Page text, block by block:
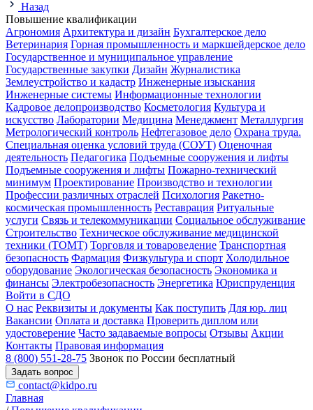
Назад
Повышение квалификации
Агрономия Архитектура и дизайн Бухгалтерское дело
Ветеринария Горная промышленность и маркшейдерское дело
Государственное и муниципальное управление
Государственные закупки Дизайн Журналистика
Землеустройство и кадастр Инженерные изыскания
Инженерные системы Информационные технологии
Кадровое делопроизводство Косметология Культура и
искусство Лаборатории Медицина Менеджмент Металлургия
Метрологический контроль Нефтегазовое дело Охрана труда.
Специальная оценка условий труда (СОУТ) Оценочная
деятельность Педагогика Подъемные сооружения и лифты
Подъемные сооружения и лифты Пожарно-технический
минимум Проектирование Производство и технологии
Профессии различных отраслей Психология Ракетно-
космическая промышленность Реставрация Ритуальные
услуги Связь и телекоммуникации Социальное обслуживание
Строительство Техническое обслуживание медицинской
техники (ТОМТ) Торговля и товароведение Транспортная
безопасность Фармация Физкультура и спорт Холодильное
оборудование Экологическая безопасность Экономика и
финансы Электробезопасность Энергетика Юриспруденция
Войти в СДО
О нас Реквизиты и документы Как поступить Для юр. лиц
Вакансии Оплата и доставка Проверить диплом или
удостоверение Часто задаваемые вопросы Отзывы Акции
Контакты Правовая информация
8 (800) 551-28-75 Звонок по России бесплатный
Задать вопрос
contact@kidpo.ru
Главная